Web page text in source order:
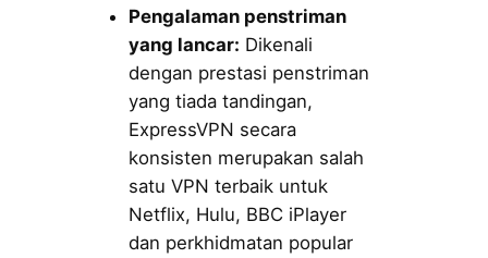
Pengalaman penstriman
yang lancar: Dikenali
dengan prestasi penstriman
yang tiada tandingan,
ExpressVPN secara
konsisten merupakan salah
satu VPN terbaik untuk
Netflix, Hulu, BBC iPlayer
dan perkhidmatan popular